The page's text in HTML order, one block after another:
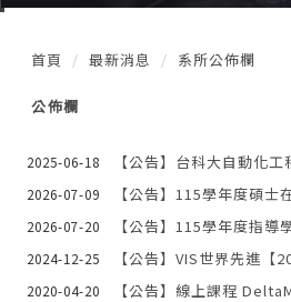
首頁 最新消息 系所公佈欄
公佈欄
2025-06-18 【公告】台科大自動化工
2026-07-09 【公告】115學年度碩士
2026-07-20 【公告】115學年度指導
2024-12-25
2020-04-20 【公告】線上課程